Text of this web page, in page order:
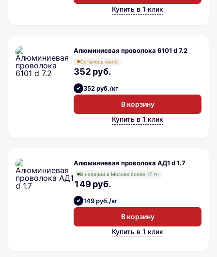
Купить в 1 клик
Алюминиевая проволока 6101 d 7.2
Осталось мало
352 руб.
352 руб./кг
В корзину
Купить в 1 клик
Алюминиевая проволока АД1 d 1.7
В наличии в Москве более 17 тн
149 руб.
149 руб./кг
В корзину
Купить в 1 клик